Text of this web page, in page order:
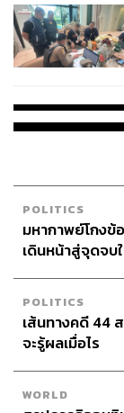
POLITICS
มหากาพย์โกง
เดินหน้าสู่จุดจบ
POLITICS
เส้นทางคดี 44
จะรู้ผลเมื่อไร
WORLD